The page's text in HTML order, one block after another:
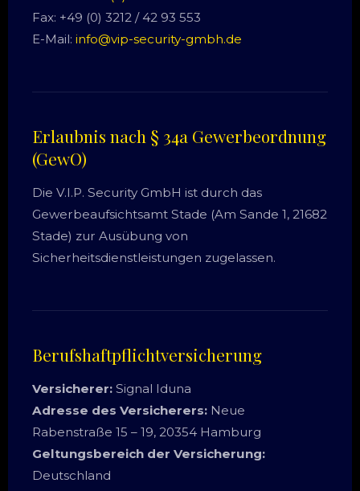
Fax: +49 (0) 3212 / 42 93 553
E-Mail: info@vip-security-gmbh.de
Erlaubnis nach § 34a Gewerbeordnung
(GewO)
Die V.I.P. Security GmbH ist durch das
Gewerbeaufsichtsamt Stade (Am Sande 1, 21682
Stade) zur Ausübung von
Sicherheitsdienstleistungen zugelassen.
Berufshaftpflichtversicherung
Versicherer: Signal Iduna
Adresse des Versicherers: Neue
Rabenstraße 15 – 19, 20354 Hamburg
Geltungsbereich der Versicherung:
Deutschland